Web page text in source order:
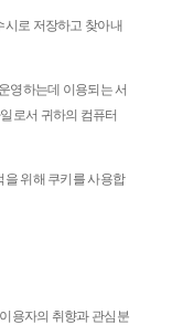
시로 저장하고 찾아내
영하는데 이용되는 서
로서 귀하의 컴퓨터
을 위해 쿠키를 사용합
용자의 취향과 관심분